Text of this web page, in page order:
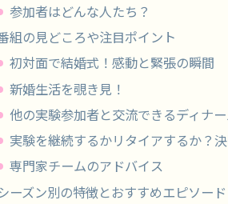
参加者はどんな人たち？
組の見どころや注目ポイント
初対面で結婚式！感動と緊張の瞬間
新婚生活を覗き見！
他の実験参加者と交流できるディナ
実験を継続するかリタイアするか？
専門家チームのアドバイス
ーズン別の特徴とおすすめエピソード